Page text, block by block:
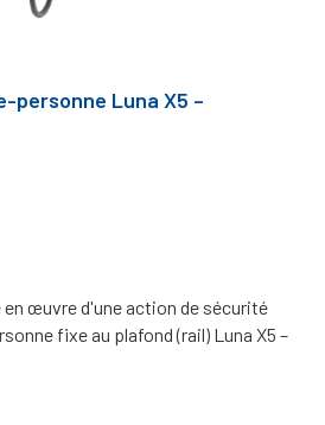
personne Luna X5 –
en œuvre d'une action de sécurité
fixe au plafond (rail) Luna X5 –